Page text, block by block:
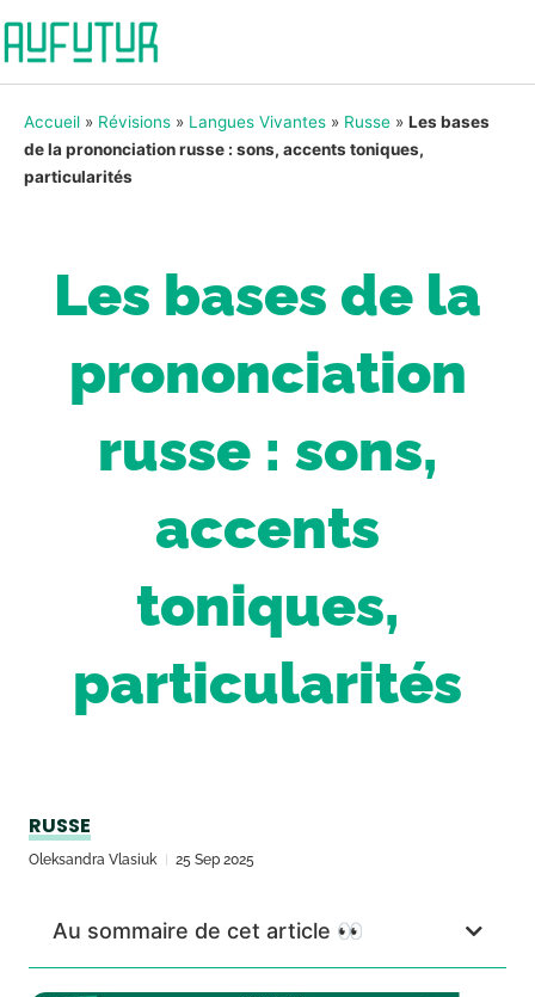
Accueil » Révisions » Langues Vivantes » Russe » Les bases
de la prononciation russe : sons, accents toniques,
particularités
Les bases de la
prononciation
russe : sons,
accents
toniques,
particularités
RUSSE
Oleksandra Vlasiuk 25 Sep 2025
Au sommaire de cet article 👀